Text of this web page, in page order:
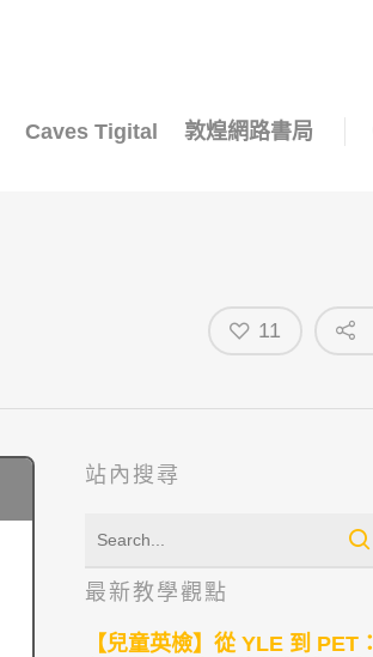
Caves Tigital 敦煌網路書局
11
站內搜尋
最新教學觀點
【兒童英檢】從 YLE 到 PET：